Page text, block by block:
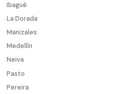
Ibagué
La Dorada
Manizales
Medellín
Neiva
Pasto
Pereira